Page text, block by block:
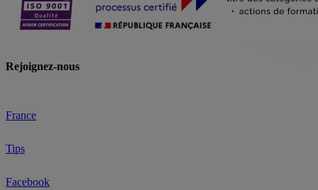
Rejoignez-nous
France
Tips
Facebook